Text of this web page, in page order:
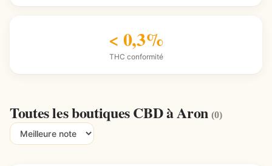
< 0,3%
THC conformité
Toutes les boutiques CBD à Aron(0)